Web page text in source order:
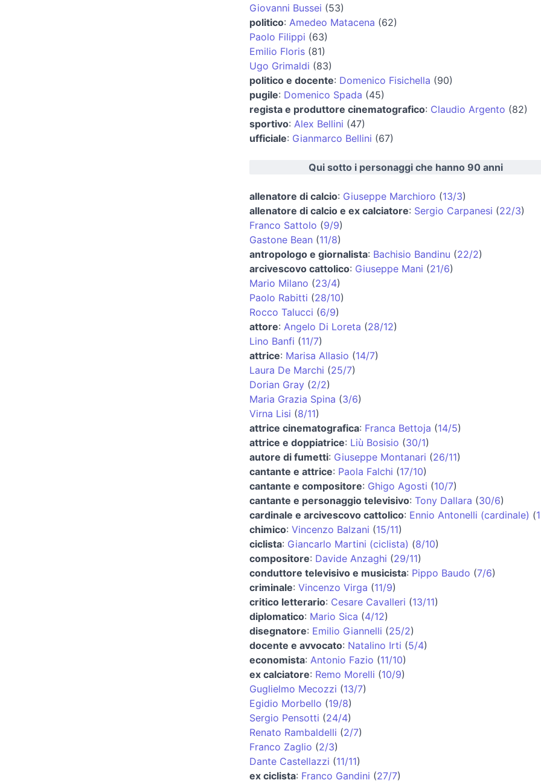
Giovanni Bussei (53)
politico: Amedeo Matacena (62)
Paolo Filippi (63)
Emilio Floris (81)
Ugo Grimaldi (83)
politico e docente: Domenico Fisichella (90)
pugile: Domenico Spada (45)
regista e produttore cinematografico: Claudio Argento (82)
sportivo: Alex Bellini (47)
ufficiale: Gianmarco Bellini (67)
Qui sotto i personaggi che hanno 90 anni
allenatore di calcio: Giuseppe Marchioro (13/3)
allenatore di calcio e ex calciatore: Sergio Carpanesi (22/3)
Franco Sattolo (9/9)
Gastone Bean (11/8)
antropologo e giornalista: Bachisio Bandinu (22/2)
arcivescovo cattolico: Giuseppe Mani (21/6)
Mario Milano (23/4)
Paolo Rabitti (28/10)
Rocco Talucci (6/9)
attore: Angelo Di Loreta (28/12)
Lino Banfi (11/7)
attrice: Marisa Allasio (14/7)
Laura De Marchi (25/7)
Dorian Gray (2/2)
Maria Grazia Spina (3/6)
Virna Lisi (8/11)
attrice cinematografica: Franca Bettoja (14/5)
attrice e doppiatrice: Liù Bosisio (30/1)
autore di fumetti: Giuseppe Montanari (26/11)
cantante e attrice: Paola Falchi (17/10)
cantante e compositore: Ghigo Agosti (10/7)
cantante e personaggio televisivo: Tony Dallara (30/6)
cardinale e arcivescovo cattolico: Ennio Antonelli (cardinale) (
chimico: Vincenzo Balzani (15/11)
ciclista: Giancarlo Martini (ciclista) (8/10)
compositore: Davide Anzaghi (29/11)
conduttore televisivo e musicista: Pippo Baudo (7/6)
criminale: Vincenzo Virga (11/9)
critico letterario: Cesare Cavalleri (13/11)
diplomatico: Mario Sica (4/12)
disegnatore: Emilio Giannelli (25/2)
docente e avvocato: Natalino Irti (5/4)
economista: Antonio Fazio (11/10)
ex calciatore: Remo Morelli (10/9)
Guglielmo Mecozzi (13/7)
Egidio Morbello (19/8)
Sergio Pensotti (24/4)
Renato Rambaldelli (2/7)
Franco Zaglio (2/3)
Dante Castellazzi (11/11)
ex ciclista: Franco Gandini (27/7)